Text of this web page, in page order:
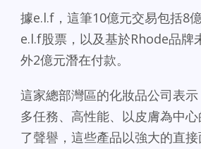
據e.l.f，這筆10億元交易包括8
e.l.f股票，以及基於Rhode品牌
外2億元潛在付款。
這家總部灣區的化妝品公司表
多任務、高性能、以皮膚為中
了聲譽，這些產品以強大的直